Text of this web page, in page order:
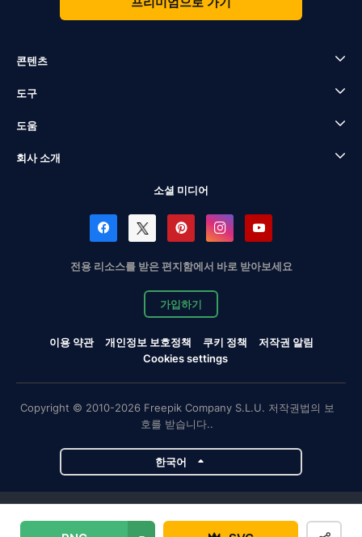
콘텐츠
도구
도움
회사 소개
소셜 미디어
전용 리소스를 받은 편지함에서 바로 받아보세요
가입하기
이용 약관 개인정보 보호정책 쿠키 정책
저작권 알림
Cookies settings
Copyright © 2010-2026 Freepik Company S.L.U. 저작권법의 보
호를 받습니다..
한국어